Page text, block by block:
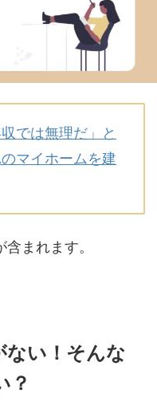
では無理だ」と
マイホームを建
まれます。
ない！そんな
？